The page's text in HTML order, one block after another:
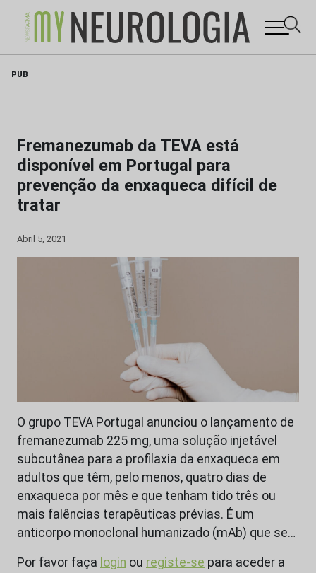
PUB
Fremanezumab da TEVA está
disponível em Portugal para
prevenção da enxaqueca difícil de
tratar
Abril 5, 2021
O grupo TEVA Portugal anunciou o lançamento de
fremanezumab 225 mg, uma solução injetável
subcutânea para a profilaxia da enxaqueca em
adultos que têm, pelo menos, quatro dias de
enxaqueca por mês e que tenham tido três ou
mais falências terapêuticas prévias. É um
anticorpo monoclonal humanizado (mAb) que se…
Por favor faça login ou registe-se para aceder a